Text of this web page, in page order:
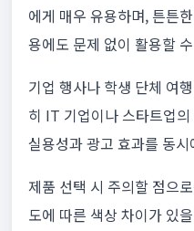
에게 매우 유용하며, 튼튼
용에도 문제 없이 활용할
기업 행사나 학생 단체 여
히 IT 기업이나 스타트업
실용성과 광고 효과를 동
제품 선택 시 주의할 점으
도에 따른 색상 차이가 있